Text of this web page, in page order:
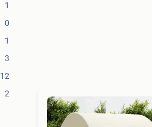
1
0
1
3
12
2